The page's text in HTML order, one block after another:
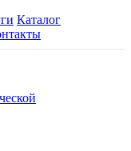
Каталог